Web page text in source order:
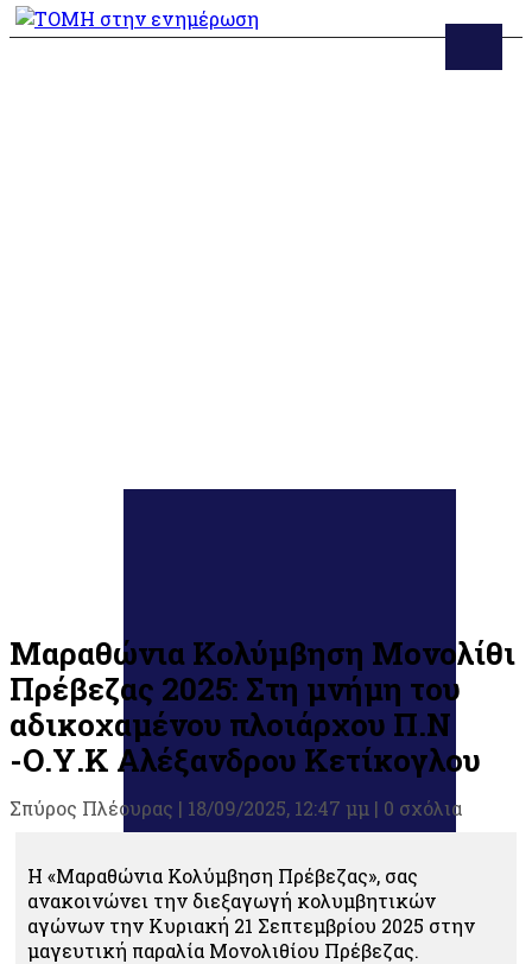
Μαραθώνια Κολύμβηση Μονολίθι
Πρέβεζας 2025: Στη μνήμη του
αδικοχαμένου πλοιάρχου Π.Ν
-Ο.Υ.Κ Αλέξανδρου Κετίκογλου
Σπύρος Πλέουρας | 18/09/2025, 12:47 μμ | 0 σχόλια
Η «Μαραθώνια Κολύμβηση Πρέβεζας», σας
ανακοινώνει την διεξαγωγή κολυμβητικών
αγώνων την Κυριακή 21 Σεπτεμβρίου 2025 στην
μαγευτική παραλία Μονολιθίου Πρέβεζας.